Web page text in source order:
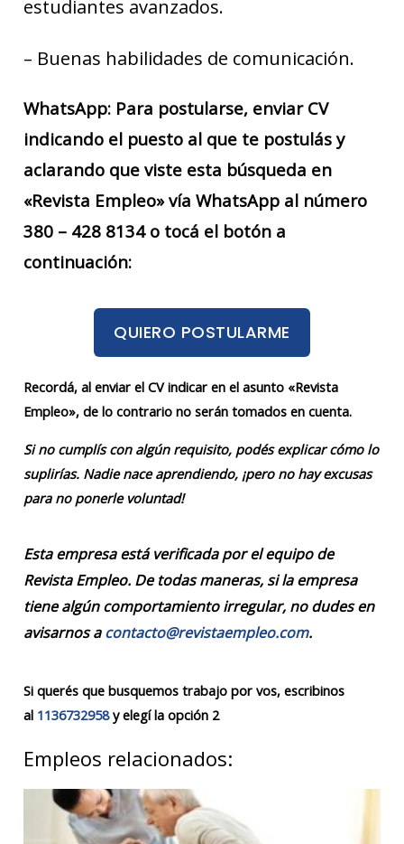
estudiantes avanzados.
– Buenas habilidades de comunicación.
WhatsApp: Para postularse, enviar CV
indicando el puesto al que te postulás y
aclarando que viste esta búsqueda en
«Revista Empleo» vía WhatsApp al número
380 – 428 8134 o tocá el botón a
continuación:
QUIERO POSTULARME
Recordá, al enviar el CV indicar en el asunto «Revista
Empleo», de lo contrario no serán tomados en cuenta.
Si no cumplís con algún requisito, podés explicar cómo lo
suplirías. Nadie nace aprendiendo, ¡pero no hay excusas
para no ponerle voluntad!
Esta empresa está verificada por el equipo de
Revista Empleo. De todas maneras, si la empresa
tiene algún comportamiento irregular, no dudes en
avisarnos acontacto@revistaempleo.com.
Si querés que busquemos trabajo por vos, escribinos
al 1136732958y elegí la opción 2
Empleos relacionados: